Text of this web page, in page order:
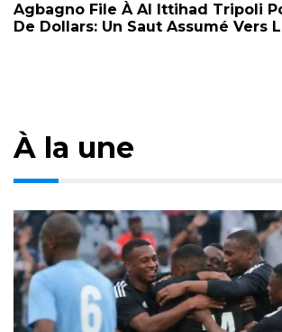
Agbagno File À Al Ittihad Tripoli
De Dollars: Un Saut Assumé Vers
À la une